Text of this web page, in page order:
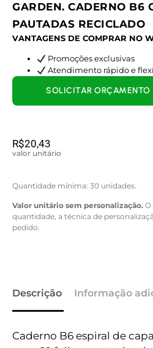
GARDEN. CADERNO B6
PAUTADAS RECICLADO
VANTAGENS DE COMPRAR NO
Promoções exclusivas
Atendimento rápido e
R$20,43
valor unitário
Quantidade mínima: 30 unidades.
Valor unitário sem personalização. O
quantidade, a técnica de
pedido.
SOLICITAR ORÇAMENTO
Descrição Informação
Caderno B6 espiral de